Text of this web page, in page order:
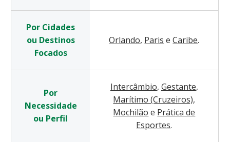
Por Cidades
ou Destinos
Focados
Orlando, Paris e Caribe.
Por
Necessidade
ou Perfil
Intercâmbio, Gestante,
Marítimo (Cruzeiros),
Mochilão e Prática de
Esportes.